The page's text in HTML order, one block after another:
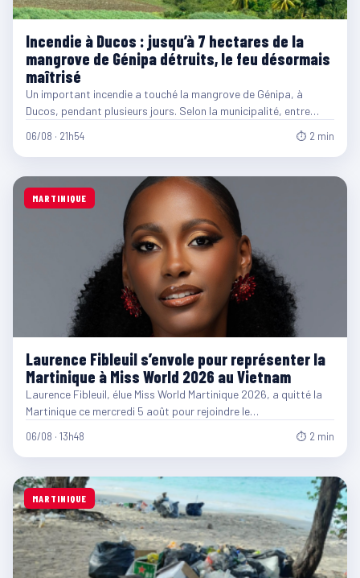
Incendie à Ducos : jusqu’à 7 hectares de la
mangrove de Génipa détruits, le feu désormais
maîtrisé
Un important incendie a touché la mangrove de Génipa, à
Ducos, pendant plusieurs jours. Selon la municipalité, entre…
06/08 · 21h54 ⏱ 2 min
MARTINIQUE
Laurence Fibleuil s’envole pour représenter la
Martinique à Miss World 2026 au Vietnam
Laurence Fibleuil, élue Miss World Martinique 2026, a quitté la
Martinique ce mercredi 5 août pour rejoindre le…
06/08 · 13h48 ⏱ 2 min
MARTINIQUE